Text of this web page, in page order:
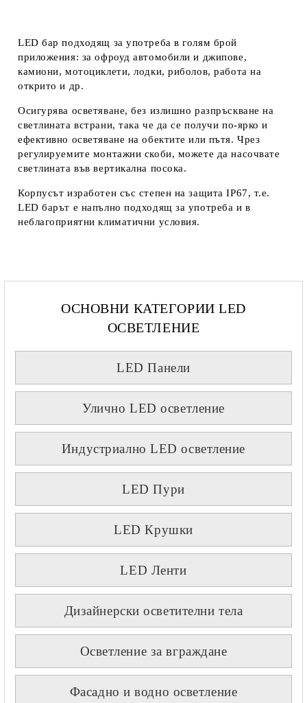
LED бар подходящ за употреба в голям брой
приложения: за офроуд автомобили и джипове,
камиони, мотоциклети, лодки, риболов, работа на
открито и др.
Осигурява осветяване, без излишно разпръскване на
светлината встрани, така че да се получи по-ярко и
ефективно осветяване на обектите или пътя. Чрез
регулируемите монтажни скоби, можете да насочвате
светлината във вертикална посока.
Корпусът изработен със степен на защита IP67, т.е.
LED барът е напълно подходящ за употреба и в
неблагоприятни климатични условия.
ОСНОВНИ КАТЕГОРИИ LED
ОСВЕТЛЕНИЕ
LED Панели
Улично LED осветление
Индустриално LED осветление
LED Пури
LED Крушки
LED Ленти
Дизайнерски осветителни тела
Осветление за вграждане
Фасадно и водно осветление